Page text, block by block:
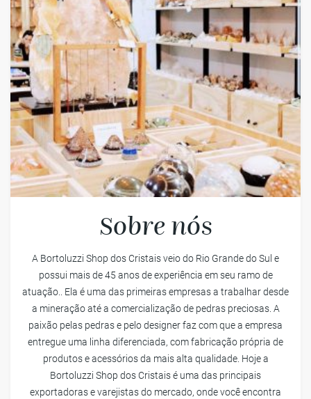
Sobre nós
A Bortoluzzi Shop dos Cristais veio do Rio Grande do Sul e
possui mais de 45 anos de experiência em seu ramo de
atuação.. Ela é uma das primeiras empresas a trabalhar desde
a mineração até a comercialização de pedras preciosas. A
paixão pelas pedras e pelo designer faz com que a empresa
entregue uma linha diferenciada, com fabricação própria de
produtos e acessórios da mais alta qualidade. Hoje a
Bortoluzzi Shop dos Cristais é uma das principais
exportadoras e varejistas do mercado, onde você encontra